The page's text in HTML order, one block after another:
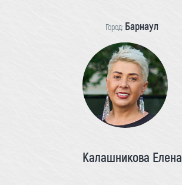
Город: Барнаул
Калашникова Елена